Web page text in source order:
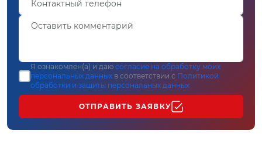
Я ознакомлен(а) и даю согласие на обработку моих
персональных данных в соответствии с Политикой
обработки и защиты персональных данных
ОТПРАВИТЬ ЗАЯВКУ